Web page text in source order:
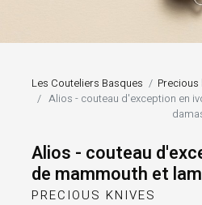
Les Couteliers Basques
Precious
Alios - couteau d'exception en
Alios - couteau
de mammouth et
PRECIOUS KNIVES